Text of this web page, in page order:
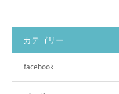
カテゴリー
facebook